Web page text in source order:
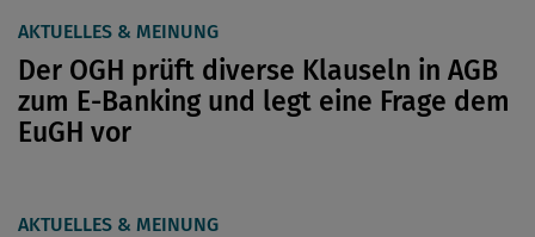
AKTUELLES & MEINUNG
Der OGH prüft diverse Klauseln in AGB
zum E-Banking und legt eine Frage dem
EuGH vor
AKTUELLES & MEINUNG